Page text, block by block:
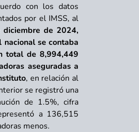
con los datos
por el IMSS, al
de 2024,
nacional se contaba
total de 8,994,449
aseguradas a
, en relación al
se registró una
de 1.5%, cifra
a 136,515
menos.